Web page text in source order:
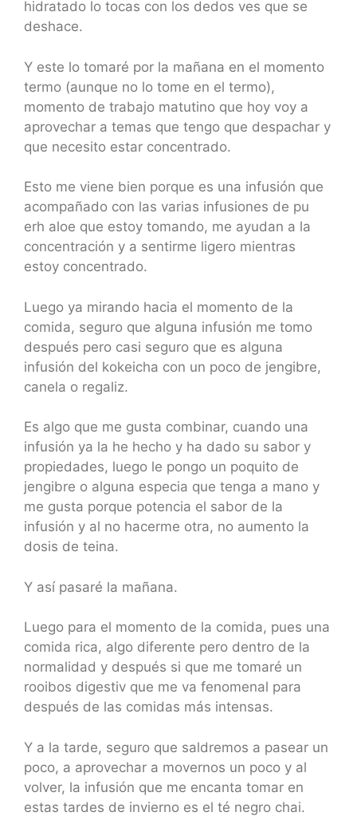
hidratado lo tocas con los dedos ves que se
deshace.
Y este lo tomaré por la mañana en el momento
termo (aunque no lo tome en el termo),
momento de trabajo matutino que hoy voy a
aprovechar a temas que tengo que despachar y
que necesito estar concentrado.
Esto me viene bien porque es una infusión que
acompañado con las varias infusiones de pu
erh aloe que estoy tomando, me ayudan a la
concentración y a sentirme ligero mientras
estoy concentrado.
Luego ya mirando hacia el momento de la
comida, seguro que alguna infusión me tomo
después pero casi seguro que es alguna
infusión del kokeicha con un poco de jengibre,
canela o regaliz.
Es algo que me gusta combinar, cuando una
infusión ya la he hecho y ha dado su sabor y
propiedades, luego le pongo un poquito de
jengibre o alguna especia que tenga a mano y
me gusta porque potencia el sabor de la
infusión y al no hacerme otra, no aumento la
dosis de teina.
Y así pasaré la mañana.
Luego para el momento de la comida, pues una
comida rica, algo diferente pero dentro de la
normalidad y después si que me tomaré un
rooibos digestiv que me va fenomenal para
después de las comidas más intensas.
Y a la tarde, seguro que saldremos a pasear un
poco, a aprovechar a movernos un poco y al
volver, la infusión que me encanta tomar en
estas tardes de invierno es el té negro chai.